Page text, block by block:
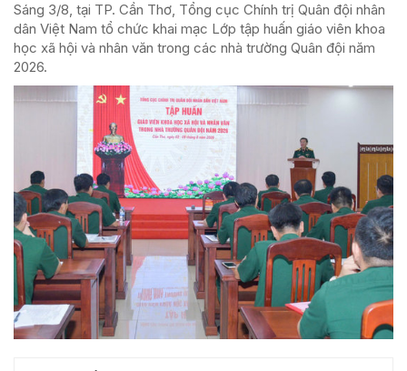
Sáng 3/8, tại TP. Cần Thơ, Tổng cục Chính trị Quân đội nhân
dân Việt Nam tổ chức khai mạc Lớp tập huấn giáo viên khoa
học xã hội và nhân văn trong các nhà trường Quân đội năm
2026.